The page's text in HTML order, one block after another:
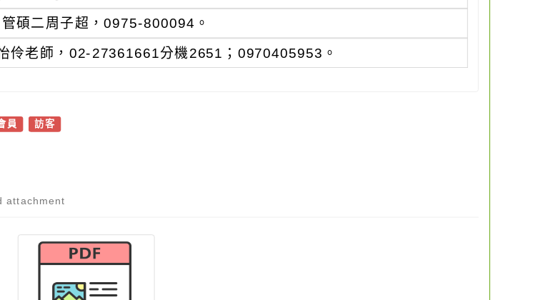
碩二周子超，0975-800094。
伶老師，02-27361661分機2651；0970405953。
員 訪客
attachment